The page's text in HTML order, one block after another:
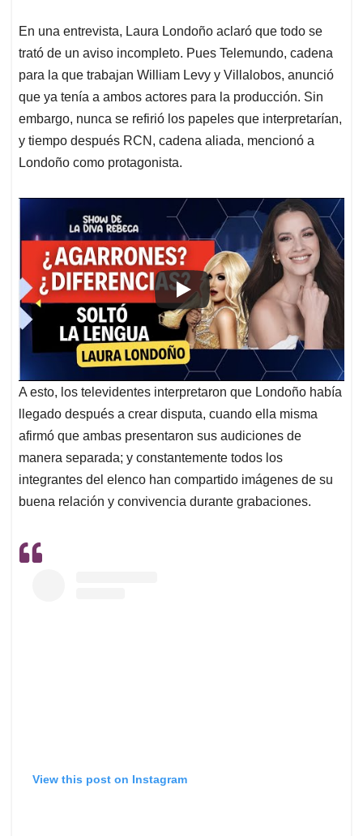
En una entrevista, Laura Londoño aclaró que todo se
trató de un aviso incompleto. Pues Telemundo, cadena
para la que trabajan William Levy y Villalobos, anunció
que ya tenía a ambos actores para la producción. Sin
embargo, nunca se refirió los papeles que interpretarían,
y tiempo después RCN, cadena aliada, mencionó a
Londoño como protagonista.
A esto, los televidentes interpretaron que Londoño había
llegado después a crear disputa, cuando ella misma
afirmó que ambas presentaron sus audiciones de
manera separada; y constantemente todos los
integrantes del elenco han compartido imágenes de su
buena relación y convivencia durante grabaciones.
View this post on Instagram